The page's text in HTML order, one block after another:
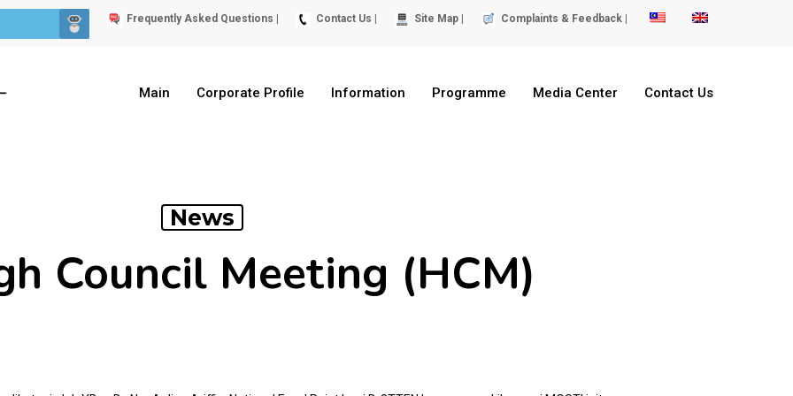
Frequently Asked Questions | Contact Us | Site Map | Complaints & Feedback |
Main Corporate Profile Information Programme Media Center Contact Us
News
Council Meeting (HCM)